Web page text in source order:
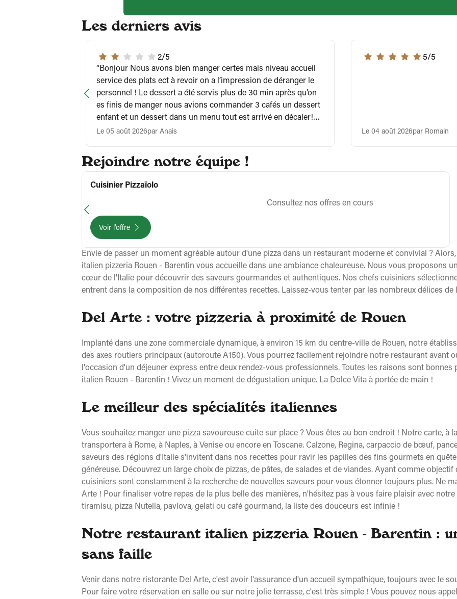
Les derniers avis
2/5
Bonjour Nous avons bien manger certes mais niveau accueil
service des plats ect à revoir on a l’impression de déranger le
personnel ! Le dessert a été servis plus de 30 min après qu’on
es finis de manger nous avions commander 3 cafés un dessert
enfant et un dessert dans un menu tout est arrivé en décaler!
On devait déranger !
Le 05 août 2026 par Anais
5/5
Le 04 août 2026 par Romain
Rejoindre notre équipe !
Cuisinier Pizzaïolo
Consultez nos offres en cours
Voir l'offre
Envie de passer un moment agréable autour d'une pizza dans un restaurant moderne et convivial ?
italien pizzeria Rouen - Barentin vous accueille dans une ambiance chaleureuse. Nous vous proposons
cœur de l'Italie pour découvrir des saveurs gourmandes et authentiques. Nos chefs cuisiniers
entrent dans la composition de nos différentes recettes. Laissez-vous tenter par les nombreux délices de
Del Arte : votre pizzeria à proximité de Rouen
Implanté dans une zone commerciale dynamique, à environ 15 km du centre-ville de Rouen, notre
des axes routiers principaux (autoroute A150). Vous pourrez facilement rejoindre notre restaurant avant
l'occasion d'un déjeuner express entre deux rendez-vous professionnels. Toutes les raisons sont
italien Rouen - Barentin ! Vivez un moment de dégustation unique. La Dolce Vita à portée de main !
Le meilleur des spécialités italiennes
Vous souhaitez manger une pizza savoureuse cuite sur place ? Vous êtes au bon endroit ! Notre carte, à
transportera à Rome, à Naples, à Venise ou encore en Toscane. Calzone, Regina, carpaccio de bœuf,
saveurs des régions d'Italie s'invitent dans nos recettes pour ravir les papilles des fins gourmets en
généreuse. Découvrez un large choix de pizzas, de pâtes, de salades et de viandes. Ayant comme
cuisiniers sont constamment à la recherche de nouvelles saveurs pour vous étonner toujours plus. Ne
Arte ! Pour finaliser votre repas de la plus belle des manières, n'hésitez pas à vous faire plaisir avec
tiramisu, pizza Nutella, pavlova, gelati ou café gourmand, la liste des douceurs est infinie !
Notre restaurant italien pizzeria Rouen - Barentin :
sans faille
Venir dans notre ristorante Del Arte, c'est avoir l'assurance d'un accueil sympathique, toujours avec le
Pour faire votre réservation en salle ou sur notre jolie terrasse, c'est très simple ! Vous pouvez nous